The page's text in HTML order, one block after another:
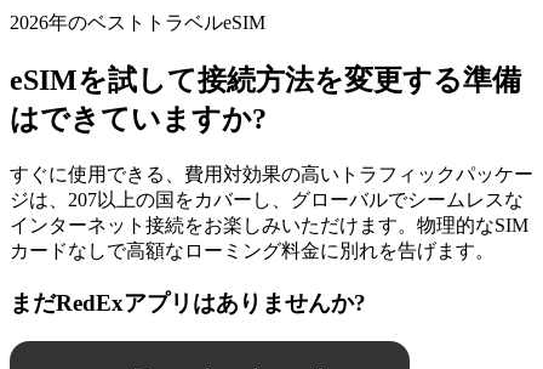
2026年のベストトラベルeSIM
eSIMを試して接続方法を変更する準備
はできていますか?
すぐに使用できる、費用対効果の高いトラフィックパッケー
ジは、207以上の国をカバーし、グローバルでシームレスな
インターネット接続をお楽しみいただけます。物理的なSIM
カードなしで高額なローミング料金に別れを告げます。
まだRedExアプリはありませんか?